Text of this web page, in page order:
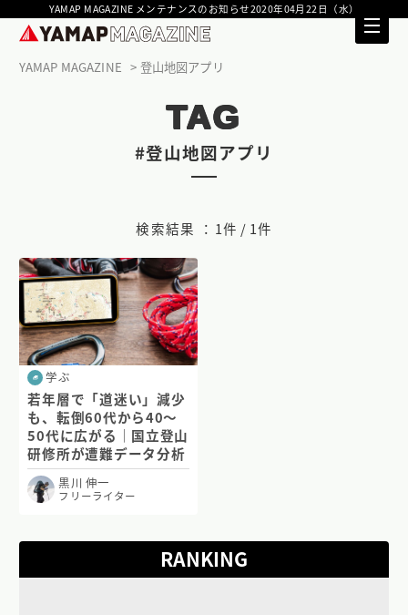
YAMAP MAGAZINE メンテナンスのお知らせ2020年04月22日（水）
YAMAP MAGAZINE 登山地図アプリ
TAG
#登山地図アプリ
検索結果 ： 1件 / 1件
学ぶ
若年層で「道迷い」減少
も、転倒60代から40〜
50代に広がる｜国立登山
研修所が遭難データ分析
黒川 伸一
フリーライター
RANKING